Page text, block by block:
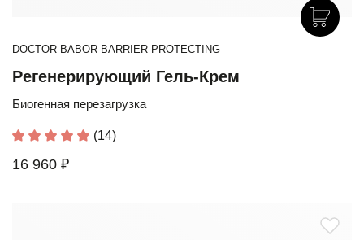
DOCTOR BABOR BARRIER PROTECTING
Регенерирующий Гель-Крем
Биогенная перезагрузка
(14)
16 960 ₽